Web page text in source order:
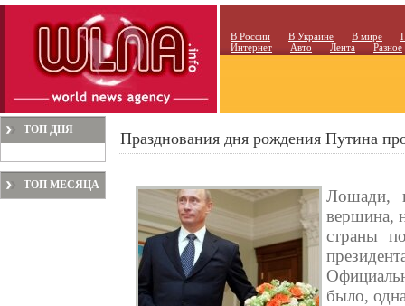
В России В Украине В мире
Интернет
Авто Лента Разное
ТОП ДНЯ
ТОП МЕСЯЦА
Празднования дня рождения Путина
Лошади,
вершина,
страны
было,